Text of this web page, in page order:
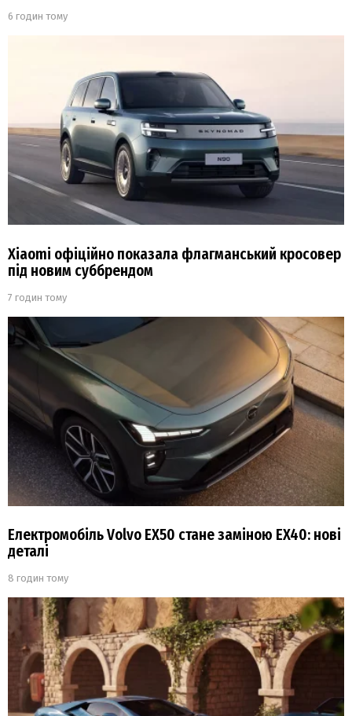
6 годин тому
Xiaomi офіційно показала флагманський кросовер
під новим суббрендом
7 годин тому
Електромобіль Volvo EX50 стане заміною EX40: нові
деталі
8 годин тому